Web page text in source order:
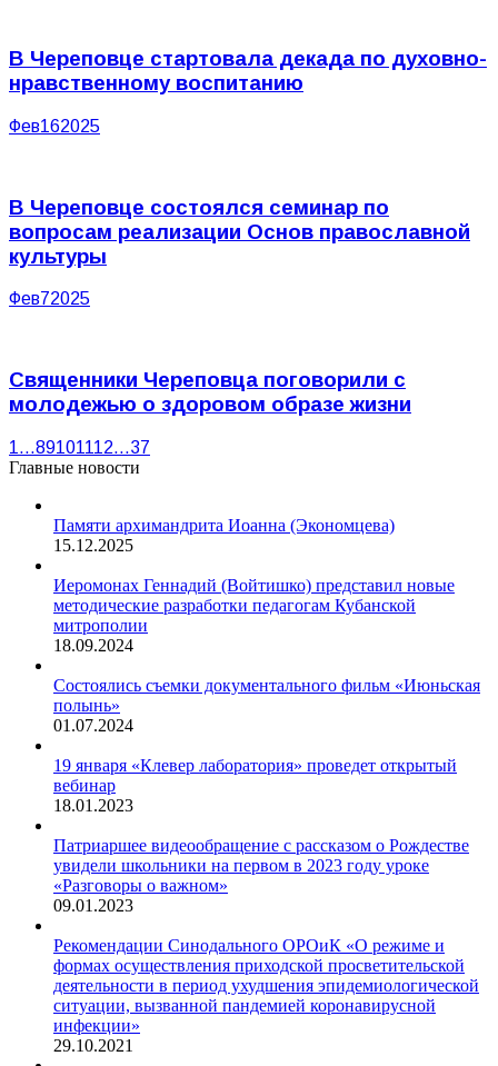
В Череповце стартовала декада по духовно-
нравственному воспитанию
Фев162025
В Череповце состоялся семинар по
вопросам реализации Основ православной
культуры
Фев72025
Священники Череповца поговорили с
молодежью о здоровом образе жизни
1…89101112…37
Главные новости
Памяти архимандрита Иоанна (Экономцева)
15.12.2025
Иеромонах Геннадий (Войтишко) представил новые
методические разработки педагогам Кубанской
митрополии
18.09.2024
Состоялись съемки документального фильм «Июньская
полынь»
01.07.2024
19 января «Клевер лаборатория» проведет открытый
вебинар
18.01.2023
Патриаршее видеообращение с рассказом о Рождестве
увидели школьники на первом в 2023 году уроке
«Разговоры о важном»
09.01.2023
Рекомендации Синодального ОРОиК «О режиме и
формах осуществления приходской просветительской
деятельности в период ухудшения эпидемиологической
ситуации, вызванной пандемией коронавирусной
инфекции»
29.10.2021